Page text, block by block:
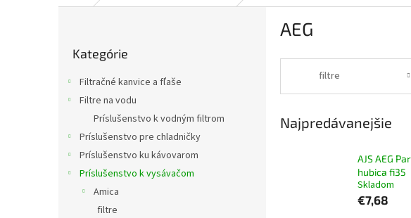
kategórie
Kategórie
Filtračné kanvice a fľaše
Filtre na vodu
Príslušenstvo k vodným filtrom
Príslušenstvo pre chladničky
Príslušenstvo ku kávovarom
Príslušenstvo k vysávačom
Amica
filtre
AEG
filtre
Najpredávanejšie
AJS AEG
hubica fi35
Skladom
€7,68